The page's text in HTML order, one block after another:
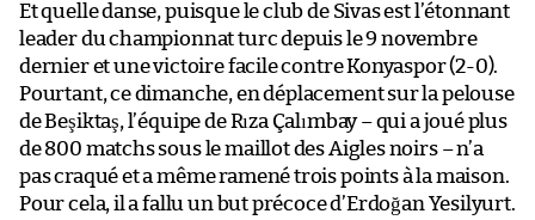
Et quelle danse, puisque le club de Sivas est l’étonnant
leader du championnat turc depuis le 9 novembre
dernier et une victoire facile contre Konyaspor (2-0).
Pourtant, ce dimanche, en déplacement sur la pelouse
de Beşiktaş, l’équipe de Rıza Çalımbay – qui a joué plus
de 800 matchs sous le maillot des Aigles noirs – n’a
pas craqué et a même ramené trois points à la maison.
Pour cela, il a fallu un but précoce d’Erdoğan Yesilyurt.